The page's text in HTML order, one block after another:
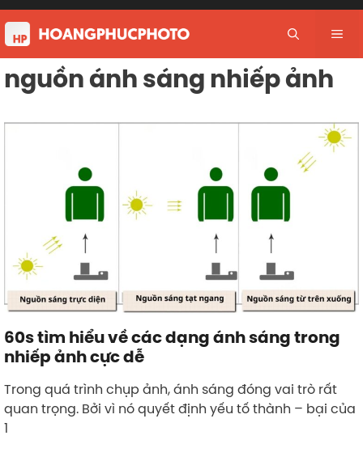
Skip
to
content
nguồn ánh sáng nhiếp ảnh
60s tìm hiểu về các dạng ánh sáng trong
nhiếp ảnh cực dễ
Trong quá trình chụp ảnh, ánh sáng đóng vai trò rất
quan trọng. Bởi vì nó quyết định yếu tố thành – bại của
1